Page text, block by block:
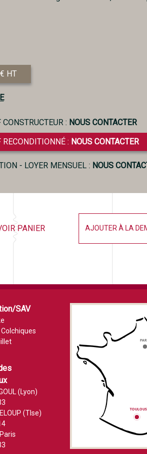
HT
CONSTRUCTEUR : NOUS CONTACTER
RECONDITIONNÉ : NOUS CONTACTER
- LOYER MENSUEL : NOUS
PANIER AJOUTER À LA
SAV
(Lyon)
(Tlse)